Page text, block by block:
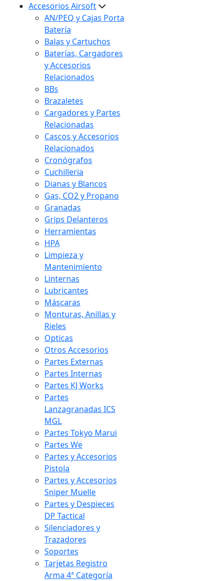
Accesorios Airsoft
AN/PEQ y Cajas Porta
Batería
Balas y Cartuchos
Baterías, Cargadores
y Accesorios
Relacionados
BBs
Brazaletes
Cargadores y Partes
Relacionadas
Cascos y Accesorios
Relacionados
Cronógrafos
Cuchilleria
Dianas y Blancos
Gas, CO2 y Propano
Granadas
Grips Delanteros
Herramientas
HPA
Limpieza y
Mantenimiento
Linternas
Lubricantes
Máscaras
Monturas, Anillas y
Rieles
Opticas
Otros Accesorios
Partes Externas
Partes Internas
Partes KJ Works
Partes
Lanzagranadas ICS
MGL
Partes Tokyo Marui
Partes We
Partes y Accesorios
Pistola
Partes y Accesorios
Sniper Muelle
Partes y Despieces
DP Tactical
Silenciadores y
Trazadores
Soportes
Tarjetas Registro
Arma 4ª Categoría